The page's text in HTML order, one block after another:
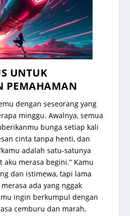
UNTUK
PEMAHAMAN
dengan seseorang yang
minggu. Awalnya, semua
bunga setiap kali
cinta tanpa henti, dan
adalah satu-satunya
merasa begini.” Kamu
dan istimewa, tapi lama
ada yang nggak
ingin berkumpul dengan
cemburu dan marah,